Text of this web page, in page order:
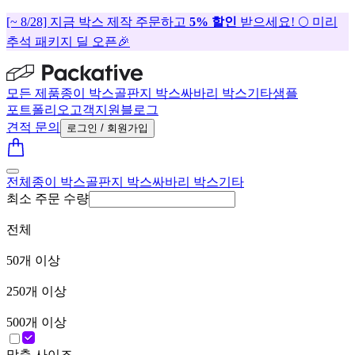
[~ 8/28] 지금 박스 제작 주문하고 5% 할인 받으세요! 🌕 미리
추석 패키지 딜 오픈🎉
모든 제품종이 박스골판지 박스싸바리 박스기타샘플
포트폴리오 고객지원 블로그
견적 문의
로그인 / 회원가입
전체 종이 박스골판지 박스싸바리 박스기타
최소 주문 수량
전체
50개 이상
250개 이상
500개 이상